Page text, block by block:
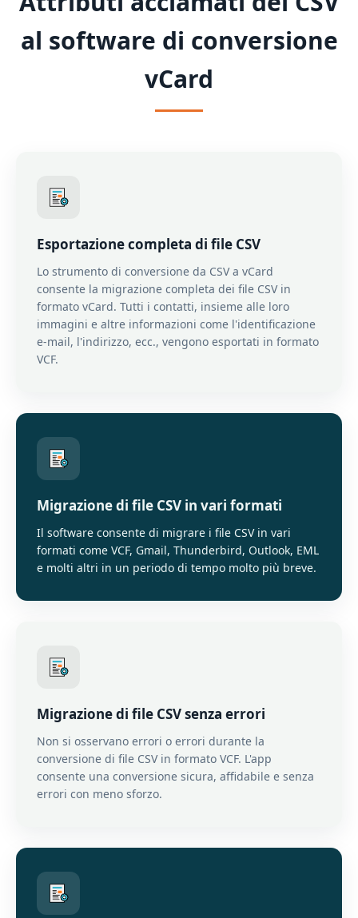
al software di conversione
vCard
Esportazione completa di file CSV
Lo strumento di conversione da CSV a vCard
consente la migrazione completa dei file CSV in
formato vCard. Tutti i contatti, insieme alle loro
immagini e altre informazioni come l'identificazione
e-mail, l'indirizzo, ecc., vengono esportati in formato
VCF.
Migrazione di file CSV in vari formati
Il software consente di migrare i file CSV in vari
formati come VCF, Gmail, Thunderbird, Outlook, EML
e molti altri in un periodo di tempo molto più breve.
Migrazione di file CSV senza errori
Non si osservano errori o errori durante la
conversione di file CSV in formato VCF. L'app
consente una conversione sicura, affidabile e senza
errori con meno sforzo.